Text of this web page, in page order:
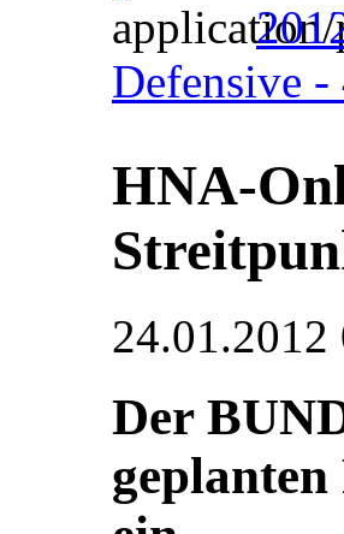
Defensive
HNA-
24.01.2012
Der